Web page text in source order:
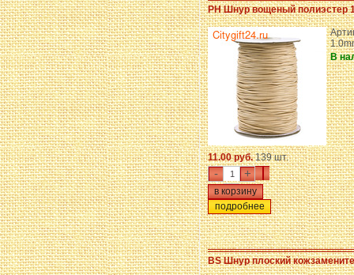
PH Шнур вощеный полиэстер
В
11.00 руб.139 шт.
- +
подробнее
BS Шнур плоский